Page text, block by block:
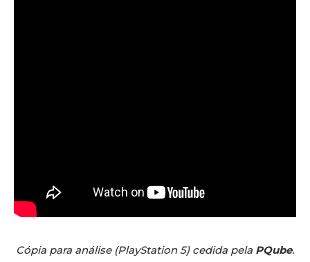
Cópia para análise (PlayStation 5) cedida pela PQube.